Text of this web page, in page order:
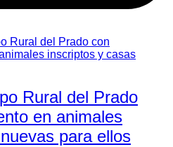
Rural del Prado
en animales
para ellos